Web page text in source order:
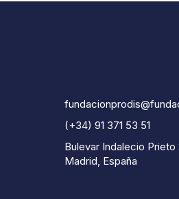
(+34) 91 371 53 51
Bulevar Indalecio Prieto
Madrid, España